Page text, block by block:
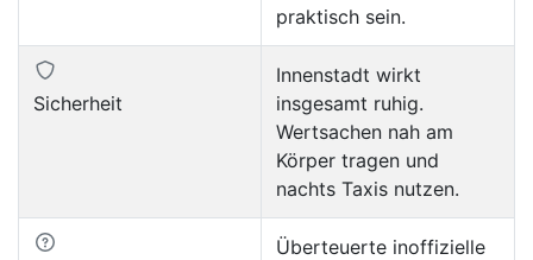
praktisch sein.
Sicherheit
Innenstadt wirkt
insgesamt ruhig.
Wertsachen nah am
Körper tragen und
nachts Taxis nutzen.
Überteuerte inoffizielle